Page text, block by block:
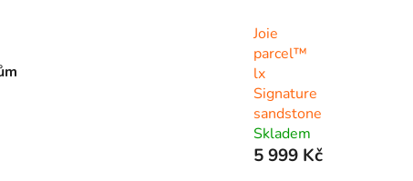
Joie
parcel™
lx
Signature
sandstone
Skladem
5 999 Kč